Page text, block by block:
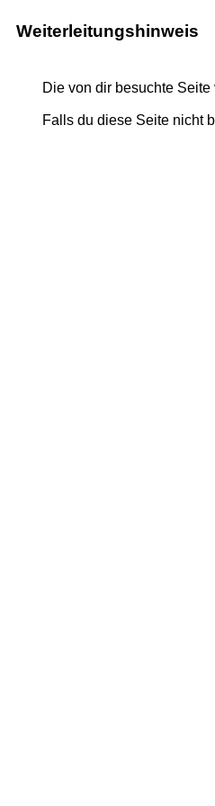
Weiterleitungshinweis
Die von dir besuchte Seite
Falls du diese Seite nicht